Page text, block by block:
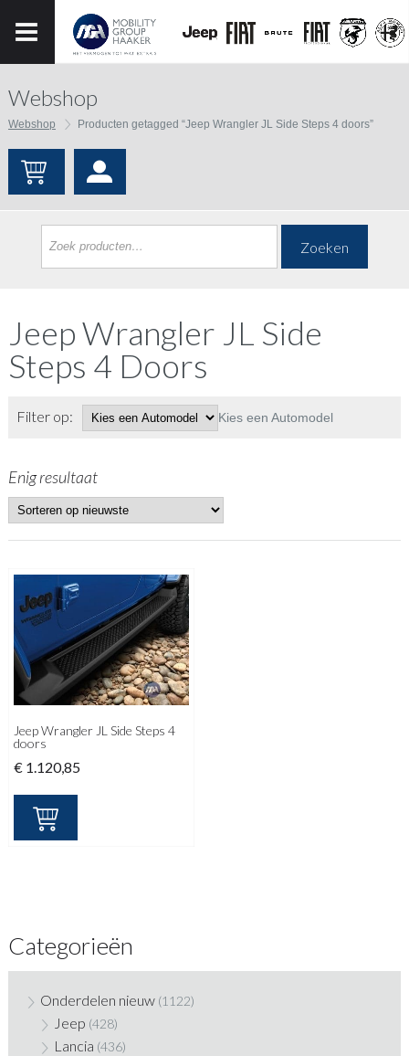
Webshop
Webshop Producten getagged “Jeep Wrangler JL Side Steps 4 doors”
Zoeken
Jeep Wrangler JL Side
Steps 4 Doors
Filter op: Kies een Automodel
Enig resultaat
Jeep Wrangler JL Side Steps 4
doors
€ 1.120,85
Categorieën
Onderdelen nieuw (1122)
Jeep (428)
Lancia (436)